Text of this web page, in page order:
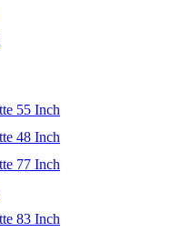
55 Inch
48 Inch
77 Inch
83 Inch